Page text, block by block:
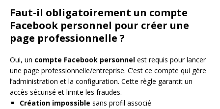
Faut-il obligatoirement un compte
Facebook personnel pour créer une
page professionnelle ?
Oui, un compte Facebook personnel est requis pour lancer
une page professionnelle/entreprise. C’est ce compte qui gère
l’administration et la configuration. Cette règle garantit un
accès sécurisé et limite les fraudes.
Création impossible sans profil associé